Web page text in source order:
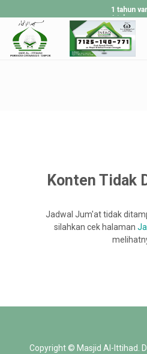
1 tahun
1 tahun
1 tahun
Konten Tidak
Jadwal Jum'at tidak
silahkan cek halaman
Copyright © Masjid Al-Ittihad